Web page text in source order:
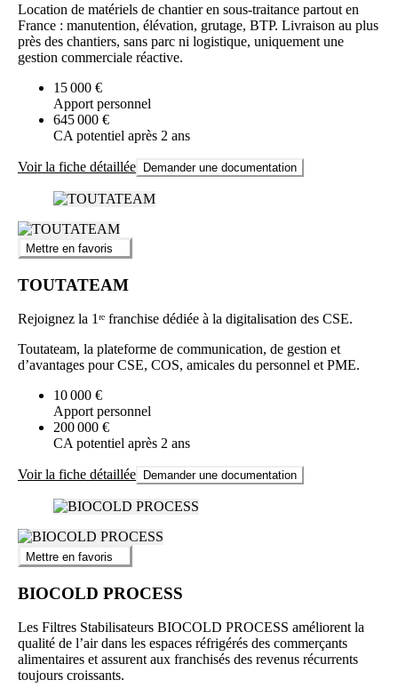
Location de matériels de chantier en sous-traitance partout en
France : manutention, élévation, grutage, BTP. Livraison au plus
près des chantiers, sans parc ni logistique, uniquement une
gestion commerciale réactive.
15 000 €
Apport personnel
645 000 €
CA potentiel après 2 ans
Voir la fiche détaillée Demander une documentation
Mettre en favoris
TOUTATEAM
Rejoignez la 1ʳᵉ franchise dédiée à la digitalisation des CSE.
Toutateam, la plateforme de communication, de gestion et
d’avantages pour CSE, COS, amicales du personnel et PME.
10 000 €
Apport personnel
200 000 €
CA potentiel après 2 ans
Voir la fiche détaillée Demander une documentation
Mettre en favoris
BIOCOLD PROCESS
Les Filtres Stabilisateurs BIOCOLD PROCESS améliorent la
qualité de l’air dans les espaces réfrigérés des commerçants
alimentaires et assurent aux franchisés des revenus récurrents
toujours croissants.